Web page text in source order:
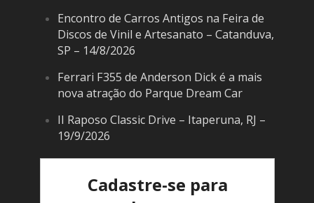
Encontro de Carros Antigos na Feira de
Discos de Vinil e Artesanato – Catanduva,
SP – 14/8/2026
Ferrari F355 de Anderson Dick é a mais
nova atração do Parque Dream Car
II Raposo Classic Drive – Itaperuna, RJ –
19/9/2026